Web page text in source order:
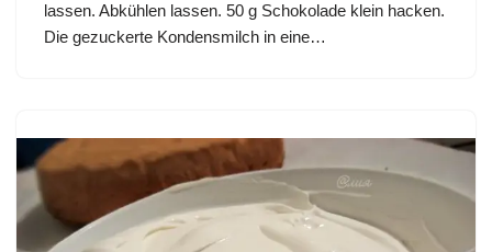
lassen. Abkühlen lassen. 50 g Schokolade klein hacken.
Die gezuckerte Kondensmilch in eine…